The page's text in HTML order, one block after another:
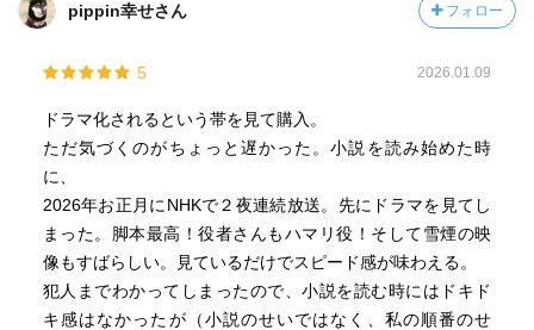
pippin幸せさん フォロー
5 2026.01.09
ドラマ化されるという帯を見て購入。
ただ気づくのがちょっと遅かった。小説を読み始めた時
に、
2026年お正月にNHKで２夜連続放送。先にドラマを見てし
まった。脚本最高！役者さんもハマリ役！そして雪煙の映
像もすばらしい。見ているだけでスピード感が味わえる。
犯人までわかってしまったので、小説を読む時にはドキド
キ感はなかったが（小説のせいではなく、私の順番のせ